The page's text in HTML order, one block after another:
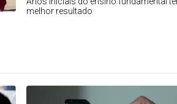
melhor resultado